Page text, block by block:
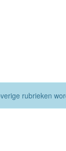
rubrieken